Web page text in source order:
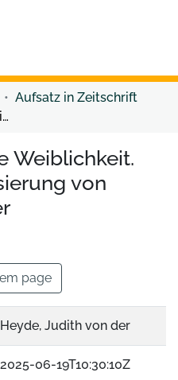
Aufsatz in Zeitschrift
Hegemonialisierte Weiblichkeit. Eine Konzeptualisierung von Weiblichkeit in der Männerdomäne
Weiblichkeit.
von
page
Heyde, Judith von der
2025-06-19T10:30:10Z